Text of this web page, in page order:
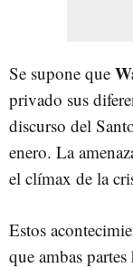
Se supone que
privado sus
discurso del
enero. La
el clímax de la
Estos
que ambas